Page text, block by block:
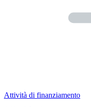
Attività di finanziamento